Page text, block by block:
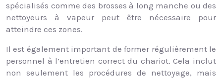
spécialisés comme des brosses à long manche ou des
nettoyeurs à vapeur peut être nécessaire pour
atteindre ces zones.
Il est également important de former régulièrement le
personnel à l’entretien correct du chariot. Cela inclut
non seulement les procédures de nettoyage, mais